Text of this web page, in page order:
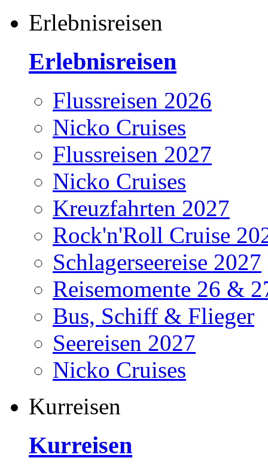
Erlebnisreisen
Erlebnisreisen
Flussreisen 2026
Nicko Cruises
Flussreisen 2027
Nicko Cruises
Kreuzfahrten 2027
Rock'n'Roll Cruise
Schlagerseereise 2027
Reisemomente 26 &
Bus, Schiff & Flieger
Seereisen 2027
Nicko Cruises
Kurreisen
Kurreisen